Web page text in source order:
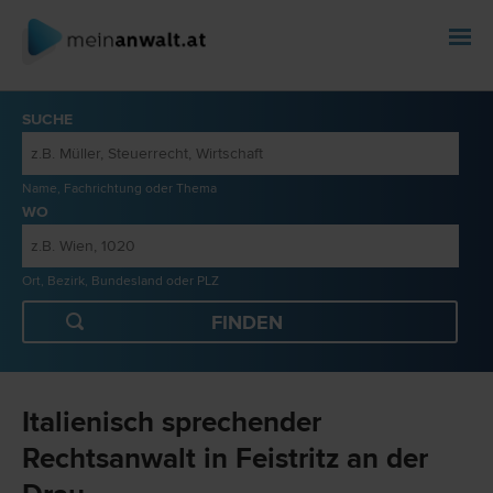
SUCHE
Name, Fachrichtung oder Thema
WO
Ort, Bezirk, Bundesland oder PLZ
Italienisch sprechender
Rechtsanwalt in Feistritz an der